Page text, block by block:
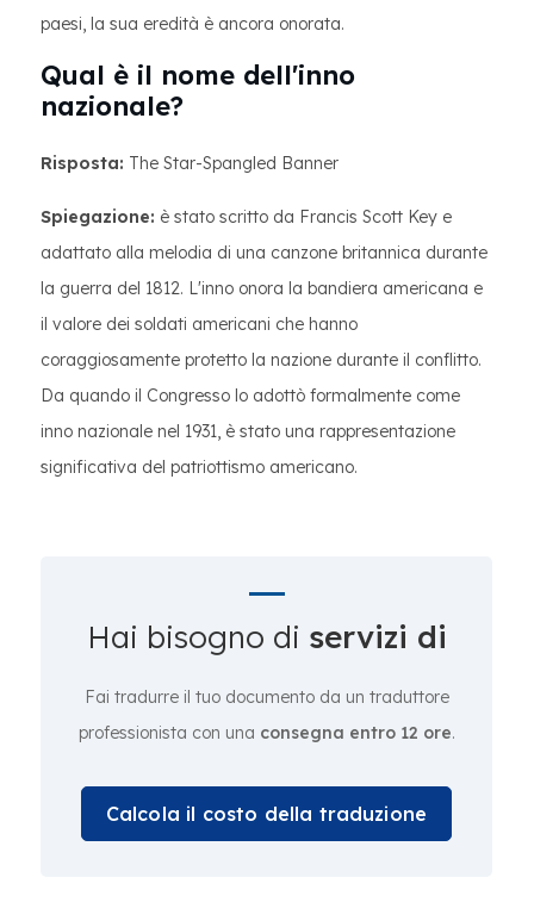
paesi, la sua eredità è ancora onorata.
Qual è il nome dell'inno
nazionale?
Risposta: The Star-Spangled Banner
Spiegazione: è stato scritto da Francis Scott Key e
adattato alla melodia di una canzone britannica durante
la guerra del 1812. L'inno onora la bandiera americana e
il valore dei soldati americani che hanno
coraggiosamente protetto la nazione durante il conflitto.
Da quando il Congresso lo adottò formalmente come
inno nazionale nel 1931, è stato una rappresentazione
significativa del patriottismo americano.
Hai bisogno di servizi di
Fai tradurre il tuo documento da un traduttore
professionista con una consegna entro 12 ore.
Calcola il costo della traduzione